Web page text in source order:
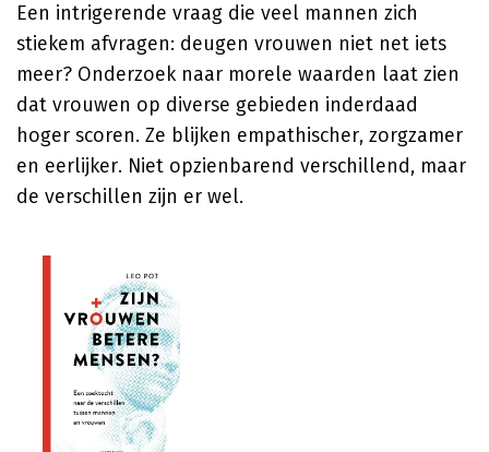
Een intrigerende vraag die veel mannen zich
stiekem afvragen: deugen vrouwen niet net iets
meer? Onderzoek naar morele waarden laat zien
dat vrouwen op diverse gebieden inderdaad
hoger scoren. Ze blijken empathischer, zorgzamer
en eerlijker. Niet opzienbarend verschillend, maar
de verschillen zijn er wel.